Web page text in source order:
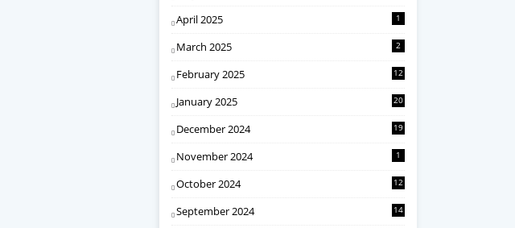
April 2025 1
March 2025 2
February 2025 12
January 2025 20
December 2024 19
November 2024 1
October 2024 12
September 2024 14